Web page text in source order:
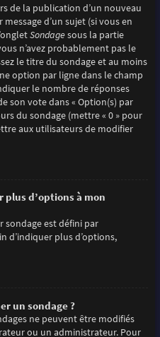
de la publication d’un nouveau
d’un sujet (si vous en
Sondagesous la partie
n’avez probablement pas le
le titre du sondage et au moins
option par ligne dans le champ
le nombre de réponses
son vote dans « Option(s) par
du sondage (mettre « 0 » pour
aux utilisateurs de modifier
plus d’options à mon
sondage est défini par
d’indiquer plus d’options,
un sondage ?
ne peuvent être modifiés
ou un administrateur. Pour